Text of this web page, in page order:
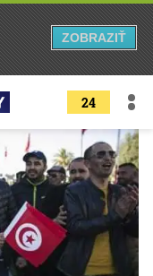
24
ZOBRAZIŤ